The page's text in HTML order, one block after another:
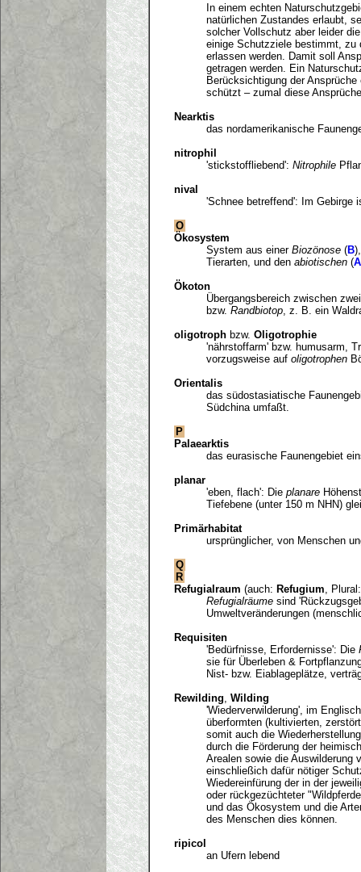
In einem echten
natürlichen Zustandes erlaubt,
solcher Vollschutz aber leider
einige Schutzziele bestimmt, zu
erlassen werden. Damit soll
getragen werden. Ein
Berücksichtigung der
schützt – zumal diese
Nearktis
das nordamerikanische
nitrophil
'stickstoffliebend': Nitrophile
nival
'Schnee betreffend': Im Gebirge
O
Ökosystem
System aus einer Biozönose (B
Tierarten, und den abiotischen (A
Ökoton
Übergangsbereich zwischen
bzw. Randbiotop , z. B. ein
oligotroph bzw. Oligotrophie
'nährstoffarm' bzw. humusarm,
vorzugsweise auf oligotrophen
Orientalis
das südostasiatische
Südchina umfaßt.
P
Palaearktis
das eurasische Faunengebiet
planar
'eben, flach': Die planare
Tiefebene (unter 150 m NHN)
Primärhabitat
ursprünglicher, von Menschen
Q
R
Refugialraum (auch: Refugium ,
Refugialräume sind
Umweltveränderungen
Requisiten
'Bedürfnisse, Erfordernisse': Die
sie für Überleben &
Nist- bzw. Eiablageplätze,
Rewilding Wilding
'Wiederverwilderung', im
überformten (kultivierten,
somit auch die
durch die Förderung der
Arealen sowie die Auswilderung
einschließich dafür nötiger
Wiedereinfürung der in der
oder rückgezüchteter
und das Ökosystem und die
des Menschen dies können.
ripicol
an Ufern lebend